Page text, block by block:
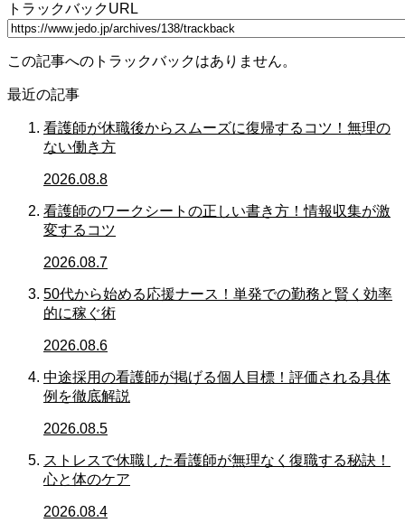
トラックバックURL
この記事へのトラックバックはありません。
最近の記事
看護師が休職後からスムーズに復帰するコツ！無理の
ない働き方
2026.08.8
看護師のワークシートの正しい書き方！情報収集が激
変するコツ
2026.08.7
50代から始める応援ナース！単発での勤務と賢く効率
的に稼ぐ術
2026.08.6
中途採用の看護師が掲げる個人目標！評価される具体
例を徹底解説
2026.08.5
ストレスで休職した看護師が無理なく復職する秘訣！
心と体のケア
2026.08.4